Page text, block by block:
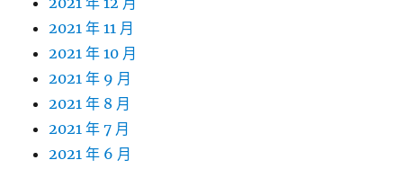
2021 年 11 月
2021 年 10 月
2021 年 9 月
2021 年 8 月
2021 年 7 月
2021 年 6 月